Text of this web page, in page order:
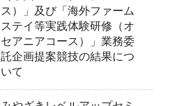
ス）」及び「海外ファーム
ステイ等実践体験研修（オ
セアニアコース）」業務委
託企画提案競技の結果につ
いて